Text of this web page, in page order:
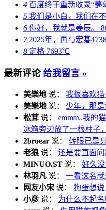
4 百度终于重新收录“夢
5 我们是小白，我们在
6 你好，我就是姜辰。
72025年，再与宏碁
8 定格 7693℃
最新评论 给我留言 »
美樂地 说： 我很喜欢
美樂地 说： 少年，那是
松茸 说： emmm..我的
冰箱旁边放了一根柱子
2broear 说： 转眼已是
老狼 说： 还是要直面问
MINUO.ST 说： 好久没
林羽凡 说： 一看这名
网友小宋 说： 狗蛋想说
小彦 说： 为什么不起